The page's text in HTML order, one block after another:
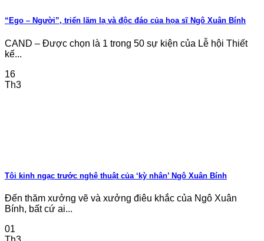
“Ego – Người”, triển lãm lạ và độc đáo của họa sĩ Ngô Xuân Bính
CAND – Được chọn là 1 trong 50 sự kiện của Lễ hội Thiết
kế...
16
Th3
Tôi kinh ngạc trước nghệ thuật của ‘kỳ nhân’ Ngô Xuân Bính
Đến thăm xưởng vẽ và xưởng điêu khắc của Ngô Xuân
Bính, bất cứ ai...
01